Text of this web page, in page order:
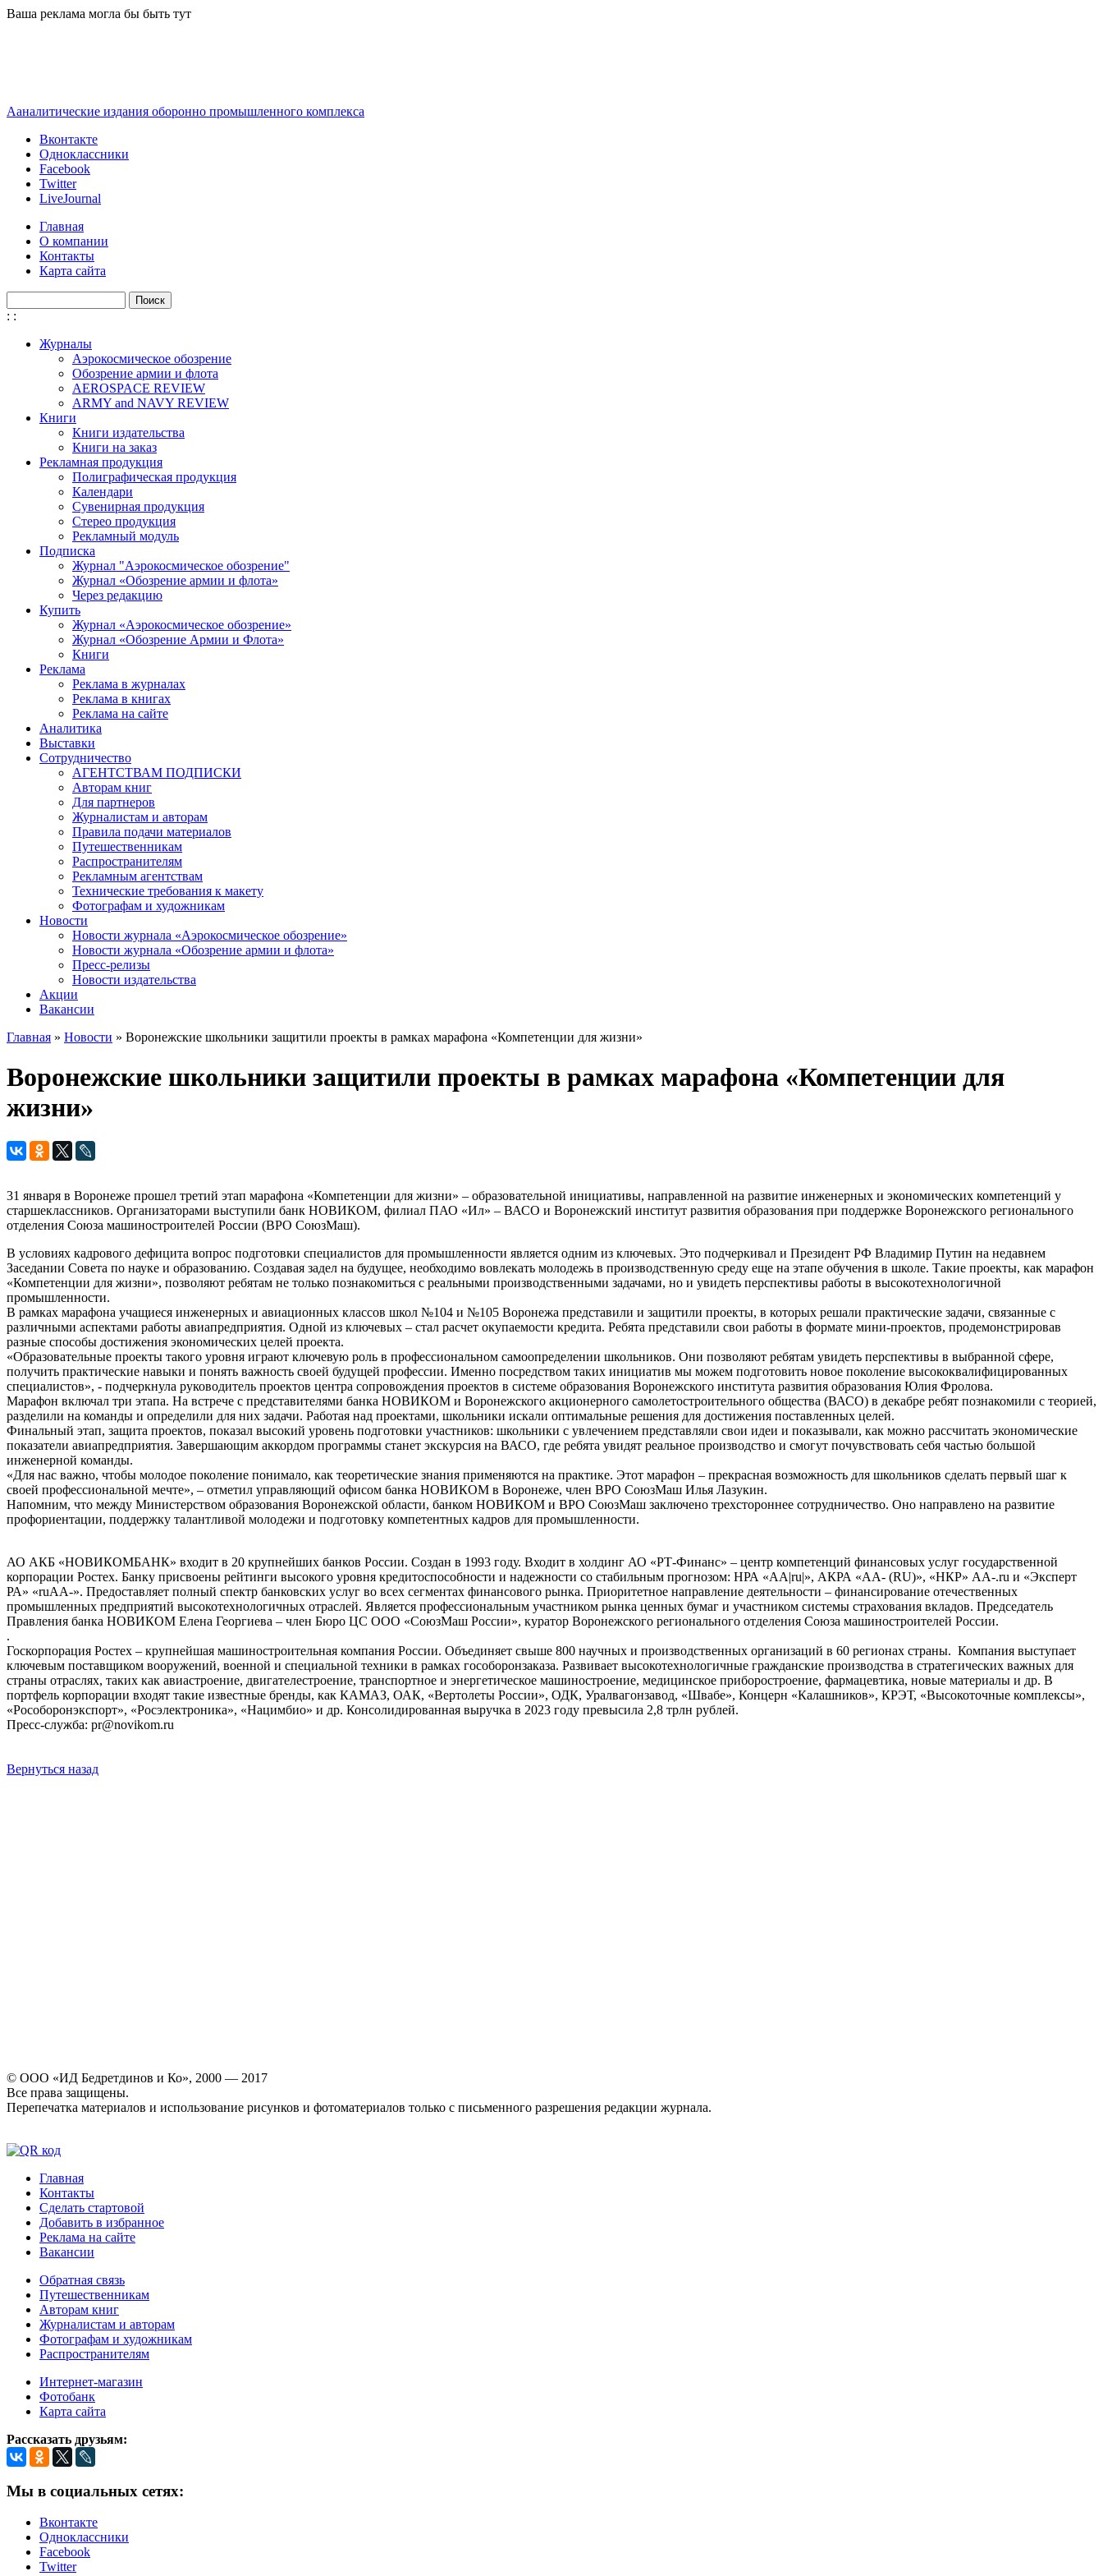
Перейти к основному содержанию
Ваша реклама могла бы быть тут
Ааналитические издания оборонно промышленного комплекса
Вконтакте
Одноклассники
Facebook
Twitter
LiveJournal
Главная
О компании
Контакты
Карта сайта
Форма поиска
: :
Журналы
Аэрокосмическое обозрение
Обозрение армии и флота
AEROSPACE REVIEW
ARMY and NAVY REVIEW
Книги
Книги издательства
Книги на заказ
Рекламная продукция
Полиграфическая продукция
Календари
Сувенирная продукция
Стерео продукция
Рекламный модуль
Подписка
Журнал "Аэрокосмическое обозрение"
Журнал «Обозрение армии и флота»
Через редакцию
Купить
Журнал «Аэрокосмическое обозрение»
Журнал «Обозрение Армии и Флота»
Книги
Реклама
Реклама в журналах
Реклама в книгах
Реклама на сайте
Аналитика
Выставки
Сотрудничество
АГЕНТСТВАМ ПОДПИСКИ
Авторам книг
Для партнеров
Журналистам и авторам
Правила подачи материалов
Путешественникам
Распространителям
Рекламным агентствам
Технические требования к макету
Фотографам и художникам
Новости
Новости журнала «Аэрокосмическое обозрение»
Новости журнала «Обозрение армии и флота»
Пресс-релизы
Новости издательства
Акции
Вакансии
Главная » Новости » Воронежские школьники защитили проекты в рамках марафона «Компетенции для жизни»
Воронежские школьники защитили проекты в рамках марафона «Компетенции для
жизни»
31 января в Воронеже прошел третий этап марафона «Компетенции для жизни» – образовательной инициативы, направленной на развитие инженерных и экономических компетенций у
старшеклассников. Организаторами выступили банк НОВИКОМ, филиал ПАО «Ил» – ВАСО и Воронежский институт развития образования при поддержке Воронежского регионального
отделения Союза машиностроителей России (ВРО СоюзМаш).
В условиях кадрового дефицита вопрос подготовки специалистов для промышленности является одним из ключевых. Это подчеркивал и Президент РФ Владимир Путин на недавнем
Заседании Совета по науке и образованию. Создавая задел на будущее, необходимо вовлекать молодежь в производственную среду еще на этапе обучения в школе. Такие проекты, как марафон
«Компетенции для жизни», позволяют ребятам не только познакомиться с реальными производственными задачами, но и увидеть перспективы работы в высокотехнологичной
промышленности.
В рамках марафона учащиеся инженерных и авиационных классов школ №104 и №105 Воронежа представили и защитили проекты, в которых решали практические задачи, связанные с
различными аспектами работы авиапредприятия. Одной из ключевых – стал расчет окупаемости кредита. Ребята представили свои работы в формате мини-проектов, продемонстрировав
разные способы достижения экономических целей проекта.
«Образовательные проекты такого уровня играют ключевую роль в профессиональном самоопределении школьников. Они позволяют ребятам увидеть перспективы в выбранной сфере,
получить практические навыки и понять важность своей будущей профессии. Именно посредством таких инициатив мы можем подготовить новое поколение высококвалифицированных
специалистов», - подчеркнула руководитель проектов центра сопровождения проектов в системе образования Воронежского института развития образования Юлия Фролова.
Марафон включал три этапа. На встрече с представителями банка НОВИКОМ и Воронежского акционерного самолетостроительного общества (ВАСО) в декабре ребят познакомили с теорией,
разделили на команды и определили для них задачи. Работая над проектами, школьники искали оптимальные решения для достижения поставленных целей.
Финальный этап, защита проектов, показал высокий уровень подготовки участников: школьники с увлечением представляли свои идеи и показывали, как можно рассчитать экономические
показатели авиапредприятия. Завершающим аккордом программы станет экскурсия на ВАСО, где ребята увидят реальное производство и смогут почувствовать себя частью большой
инженерной команды.
«Для нас важно, чтобы молодое поколение понимало, как теоретические знания применяются на практике. Этот марафон – прекрасная возможность для школьников сделать первый шаг к
своей профессиональной мечте», – отметил управляющий офисом банка НОВИКОМ в Воронеже, член ВРО СоюзМаш Илья Лазукин.
Напомним, что между Министерством образования Воронежской области, банком НОВИКОМ и ВРО СоюзМаш заключено трехстороннее сотрудничество. Оно направлено на развитие
профориентации, поддержку талантливой молодежи и подготовку компетентных кадров для промышленности.
АО АКБ «НОВИКОМБАНК» входит в 20 крупнейших банков России. Создан в 1993 году. Входит в холдинг АО «РТ-Финанс» – центр компетенций финансовых услуг государственной
корпорации Ростех. Банку присвоены рейтинги высокого уровня кредитоспособности и надежности со стабильным прогнозом: НРА «АА|ru|», АКРА «АА- (RU)», «НКР» АА-.ru и «Эксперт
РА» «ruАА-». Предоставляет полный спектр банковских услуг во всех сегментах финансового рынка. Приоритетное направление деятельности – финансирование отечественных
промышленных предприятий высокотехнологичных отраслей. Является профессиональным участником рынка ценных бумаг и участником системы страхования вкладов. Председатель
Правления банка НОВИКОМ Елена Георгиева – член Бюро ЦС ООО «СоюзМаш России», куратор Воронежского регионального отделения Союза машиностроителей России.
.
Госкорпорация Ростех – крупнейшая машиностроительная компания России. Объединяет свыше 800 научных и производственных организаций в 60 регионах страны. Компания выступает
ключевым поставщиком вооружений, военной и специальной техники в рамках гособоронзаказа. Развивает высокотехнологичные гражданские производства в стратегических важных для
страны отраслях, таких как авиастроение, двигателестроение, транспортное и энергетическое машиностроение, медицинское приборостроение, фармацевтика, новые материалы и др. В
портфель корпорации входят такие известные бренды, как КАМАЗ, ОАК, «Вертолеты России», ОДК, Уралвагонзавод, «Швабе», Концерн «Калашников», КРЭТ, «Высокоточные комплексы»,
«Рособоронэкспорт», «Росэлектроника», «Нацимбио» и др. Консолидированная выручка в 2023 году превысила 2,8 трлн рублей.
Пресс-служба: pr@novikom.ru
Вернуться назад
© ООО «ИД Бедретдинов и Ко», 2000 — 2017
Все права защищены.
Перепечатка материалов и использование рисунков и фотоматериалов только с письменного разрешения редакции журнала.
Главная
Контакты
Сделать стартовой
Добавить в избранное
Реклама на сайте
Вакансии
Обратная связь
Путешественникам
Авторам книг
Журналистам и авторам
Фотографам и художникам
Распространителям
Интернет-магазин
Фотобанк
Карта сайта
Рассказать друзьям:
Мы в социальных сетях:
Вконтакте
Одноклассники
Facebook
Twitter